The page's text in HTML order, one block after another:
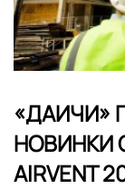
«ДАИЧИ»
НОВИНКИ
AIRVENT